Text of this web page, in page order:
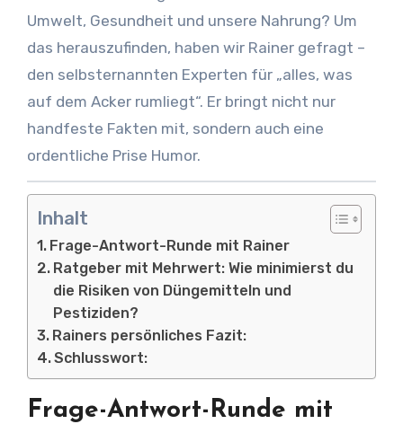
Umwelt, Gesundheit und unsere Nahrung? Um
das herauszufinden, haben wir Rainer gefragt –
den selbsternannten Experten für „alles, was
auf dem Acker rumliegt“. Er bringt nicht nur
handfeste Fakten mit, sondern auch eine
ordentliche Prise Humor.
Inhalt
Frage-Antwort-Runde mit Rainer
Ratgeber mit Mehrwert: Wie minimierst du
die Risiken von Düngemitteln und
Pestiziden?
Rainers persönliches Fazit:
Schlusswort:
Frage-Antwort-Runde mit